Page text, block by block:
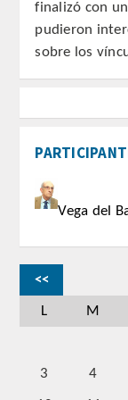
PUBLICACIONES
Números
APERTURA DE
MONOGRAFÍAS
PRENSA
finalizó con
pudieron
sobre los
Vega del
<<
L M
3 4